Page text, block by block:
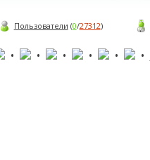
Пользователи (0/27312)
• • • • • •